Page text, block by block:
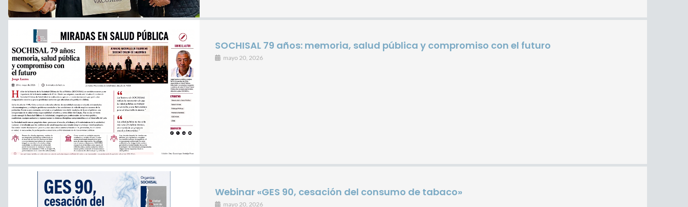
SOCHISAL 79 años: memoria, salud pública y compromiso con el futuro
mayo 20, 2026
Webinar «GES 90, cesación del consumo de tabaco»
mayo 20, 2026